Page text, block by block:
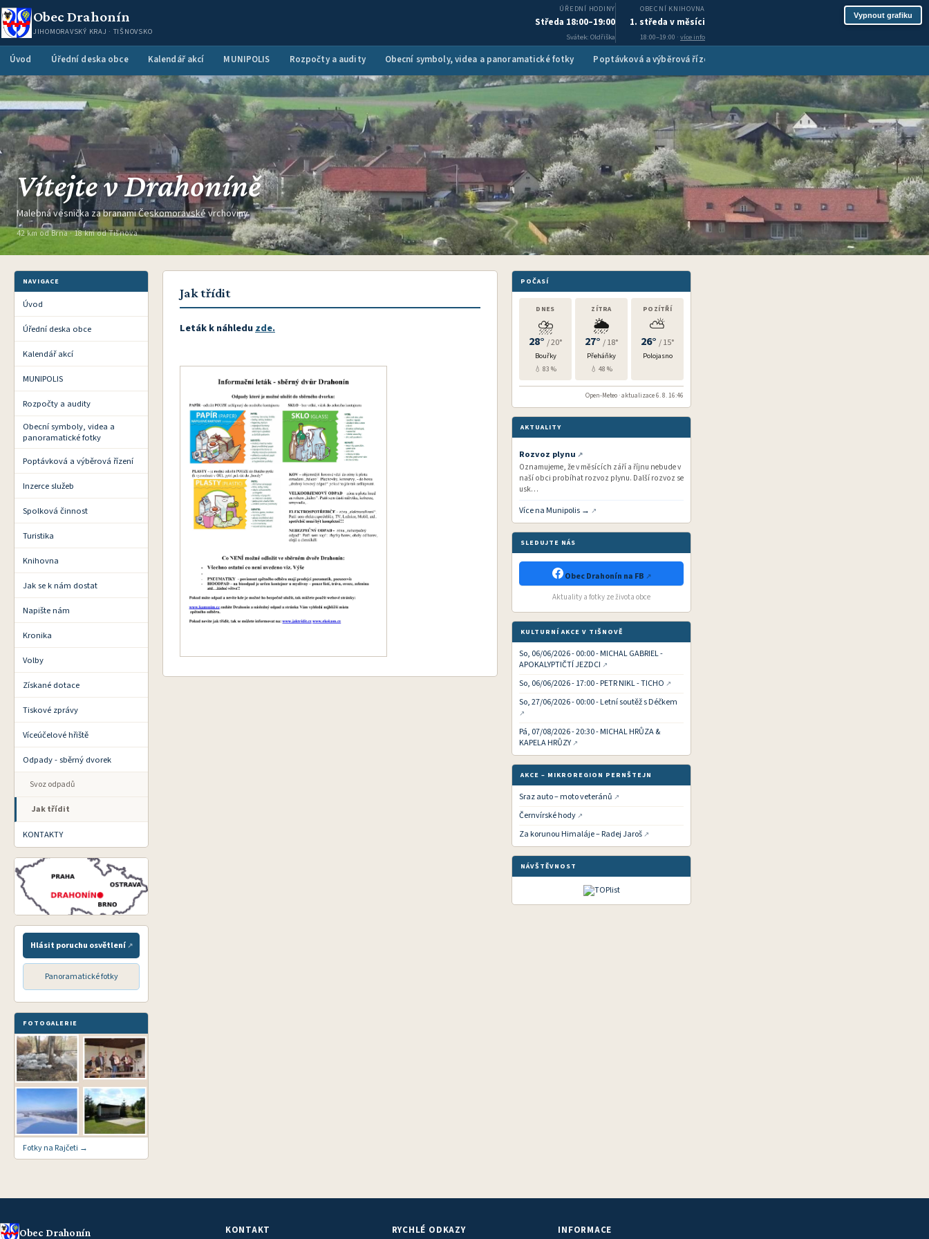
Vypnout grafiku
Obec Drahonín
JIHOMORAVSKÝ KRAJ · TIŠNOVSKO
ÚŘEDNÍ HODINY
Středa 18:00–19:00
Svátek: Oldřiška
OBECNÍ KNIHOVNA
1. středa v měsíci
18:00–19:00 · více info
Úvod Úřední deska obce Kalendář akcí MUNIPOLIS Rozpočty a audity Obecní symboly, videa a panoramatické fotky Poptávková a výběrová řízení
Vítejte v Drahoníně
Malebná vesnička za branami Českomoravské vrchoviny
42 km od Brna · 18 km od Tišnova
NAVIGACE
Úvod
Úřední deska obce
Kalendář akcí
MUNIPOLIS
Rozpočty a audity
Obecní symboly, videa a
panoramatické fotky
Poptávková a výběrová řízení
Inzerce služeb
Spolková činnost
Turistika
Knihovna
Jak se k nám dostat
Napište nám
Kronika
Volby
Získané dotace
Tiskové zprávy
Víceúčelové hřiště
Odpady - sběrný dvorek
Svoz odpadů
Jak třídit
KONTAKTY
Hlásit poruchu osvětlení
Panoramatické fotky
FOTOGALERIE
Fotky na Rajčeti →
Jak třídit
Leták k náhleduzde.
POČASÍ
DNES
⛈️
28° / 20°
Bouřky
💧 83 %
ZÍTRA
🌦️
27° / 18°
Přeháňky
💧 48 %
POZÍTŘÍ
⛅
26° / 15°
Polojasno
Open-Meteo · aktualizace 6. 8. 16:46
AKTUALITY
Rozvoz plynu
Oznamujeme, že v měsících září a říjnu nebude v
naší obci probíhat rozvoz plynu. Další rozvoz se
usk…
Více na Munipolis →
SLEDUJTE NÁS
Obec Drahonín na FB
Aktuality a fotky ze života obce
KULTURNÍ AKCE V TIŠNOVĚ
So, 06/06/2026 - 00:00 - MICHAL GABRIEL -
APOKALYPTIČTÍ JEZDCI
So, 06/06/2026 - 17:00 - PETR NIKL - TICHO
So, 27/06/2026 - 00:00 - Letní soutěž s Déčkem
Pá, 07/08/2026 - 20:30 - MICHAL HRŮZA &
KAPELA HRŮZY
AKCE – MIKROREGION PERNŠTEJN
Sraz auto – moto veteránů
Černvírské hody
Za korunou Himaláje – Radej Jaroš
NÁVŠTĚVNOST
Obec Drahonín KONTAKT RYCHLÉ ODKAZY INFORMACE